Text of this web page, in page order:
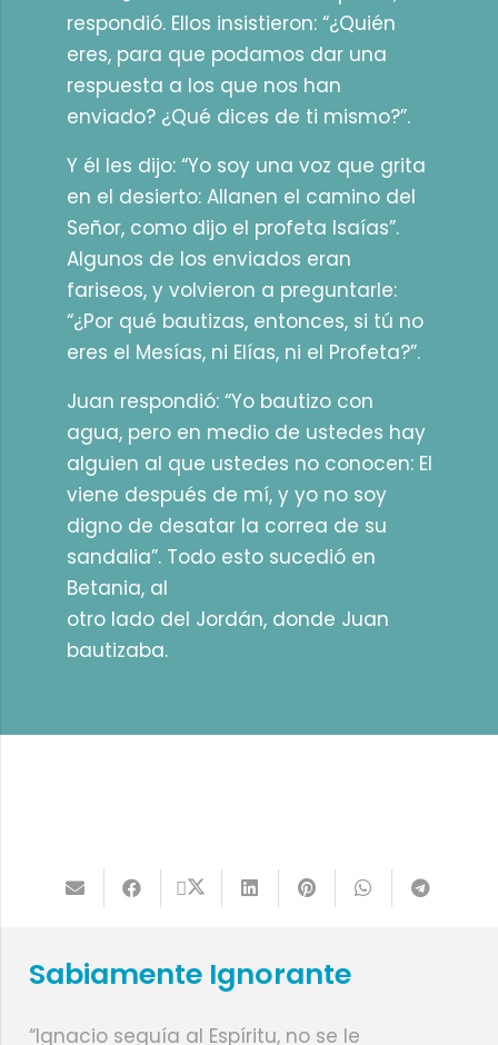
respondió. Ellos insistieron: “¿Quién
eres, para que podamos dar una
respuesta a los que nos han
enviado? ¿Qué dices de ti mismo?”.
Y él les dijo: “Yo soy una voz que grita
en el desierto: Allanen el camino del
Señor, como dijo el profeta Isaías”.
Algunos de los enviados eran
fariseos, y volvieron a preguntarle:
“¿Por qué bautizas, entonces, si tú no
eres el Mesías, ni Elías, ni el Profeta?”.
Juan respondió: “Yo bautizo con
agua, pero en medio de ustedes hay
alguien al que ustedes no conocen: El
viene después de mí, y yo no soy
digno de desatar la correa de su
sandalia”. Todo esto sucedió en
Betania, al
otro lado del Jordán, donde Juan
bautizaba.
Sabiamente Ignorante
“Ignacio seguía al Espíritu, no se le